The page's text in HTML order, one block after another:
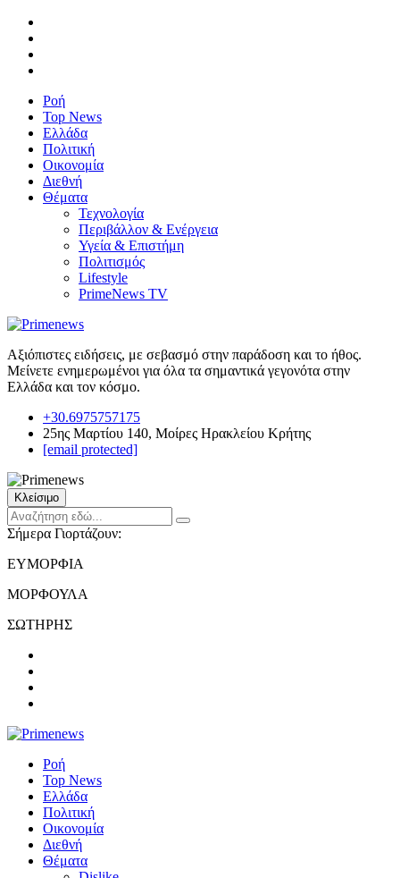
Ροή
Top News
Ελλάδα
Πολιτική
Οικονομία
Διεθνή
Θέματα
Τεχνολογία
Περιβάλλον & Ενέργεια
Υγεία & Επιστήμη
Πολιτισμός
Lifestyle
PrimeNews TV
Αξιόπιστες ειδήσεις, με σεβασμό στην παράδοση και το ήθος.
Μείνετε ενημερωμένοι για όλα τα σημαντικά γεγονότα στην
Ελλάδα και τον κόσμο.
+30.6975757175
25ης Μαρτίου 140, Μοίρες Ηρακλείου Κρήτης
[email protected]
Κλείσιμο
Σήμερα Γιορτάζουν:
ΕΥΜΟΡΦΙΑ
ΜΟΡΦΟΥΛΑ
ΣΩΤΗΡΗΣ
Ροή
Top News
Ελλάδα
Πολιτική
Οικονομία
Διεθνή
Θέματα